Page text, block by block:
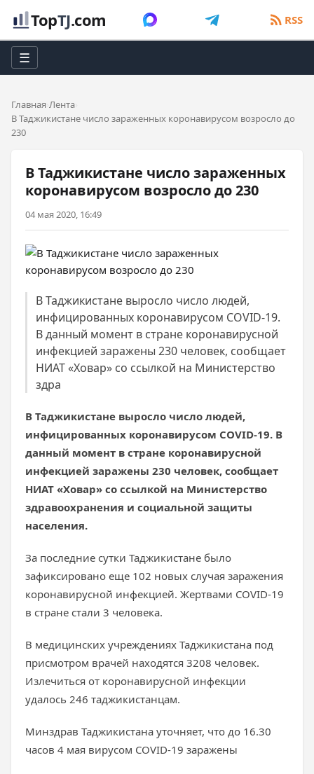
TopTJ.com RSS
☰
Главная Лента
В Таджикистане число зараженных коронавирусом возросло до
230
В Таджикистане число зараженных
коронавирусом возросло до 230
04 мая 2020, 16:49
В Таджикистане выросло число людей,
инфицированных коронавирусом COVID-19.
В данный момент в стране коронавирусной
инфекцией заражены 230 человек, сообщает
НИАТ «Ховар» со ссылкой на Министерство
здра
В Таджикистане выросло число людей,
инфицированных коронавирусом COVID-19. В
данный момент в стране коронавирусной
инфекцией заражены 230 человек, сообщает
НИАТ «Ховар» со ссылкой на Министерство
здравоохранения и социальной защиты
населения.
За последние сутки Таджикистане было
зафиксировано еще 102 новых случая заражения
коронавирусной инфекцией. Жертвами COVID-19
в стране стали 3 человека.
В медицинских учреждениях Таджикистана под
присмотром врачей находятся 3208 человек.
Излечиться от коронавирусной инфекции
удалось 246 таджикистанцам.
Минздрав Таджикистана уточняет, что до 16.30
часов 4 мая вирусом COVID-19 заражены